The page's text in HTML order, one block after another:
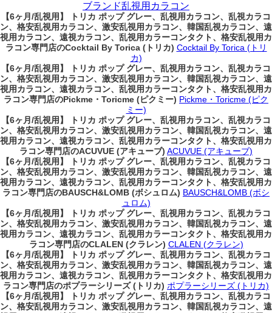
ブランド乱視用カラコン
【6ヶ月/乱視用】 トリカ ポップ グレー、乱視用カラコン、乱視カラコ
ン、格安乱視用カラコン、激安乱視用カラコン、韓国乱視カラコン、遠
視用カラコン、遠視カラコン、乱視用カラーコンタクト、格安乱視用カ
ラコン専門店のCocktail By Torica (トリカ) Cocktail By Torica (トリ
カ)
【6ヶ月/乱視用】 トリカ ポップ グレー、乱視用カラコン、乱視カラコ
ン、格安乱視用カラコン、激安乱視用カラコン、韓国乱視カラコン、遠
視用カラコン、遠視カラコン、乱視用カラーコンタクト、格安乱視用カ
ラコン専門店のPickme・Toricme (ピクミー) Pickme・Toricme (ピク
ミー)
【6ヶ月/乱視用】 トリカ ポップ グレー、乱視用カラコン、乱視カラコ
ン、格安乱視用カラコン、激安乱視用カラコン、韓国乱視カラコン、遠
視用カラコン、遠視カラコン、乱視用カラーコンタクト、格安乱視用カ
ラコン専門店のACUVUE (アキューブ) ACUVUE (アキューブ)
【6ヶ月/乱視用】 トリカ ポップ グレー、乱視用カラコン、乱視カラコ
ン、格安乱視用カラコン、激安乱視用カラコン、韓国乱視カラコン、遠
視用カラコン、遠視カラコン、乱視用カラーコンタクト、格安乱視用カ
ラコン専門店のBAUSCH&LOMB (ボシュロム) BAUSCH&LOMB (ボシ
ュロム)
【6ヶ月/乱視用】 トリカ ポップ グレー、乱視用カラコン、乱視カラコ
ン、格安乱視用カラコン、激安乱視用カラコン、韓国乱視カラコン、遠
視用カラコン、遠視カラコン、乱視用カラーコンタクト、格安乱視用カ
ラコン専門店のCLALEN (クラレン) CLALEN (クラレン)
【6ヶ月/乱視用】 トリカ ポップ グレー、乱視用カラコン、乱視カラコ
ン、格安乱視用カラコン、激安乱視用カラコン、韓国乱視カラコン、遠
視用カラコン、遠視カラコン、乱視用カラーコンタクト、格安乱視用カ
ラコン専門店のポプラーシリーズ (トリカ) ポプラーシリーズ (トリカ)
【6ヶ月/乱視用】 トリカ ポップ グレー、乱視用カラコン、乱視カラコ
ン、格安乱視用カラコン、激安乱視用カラコン、韓国乱視カラコン、遠